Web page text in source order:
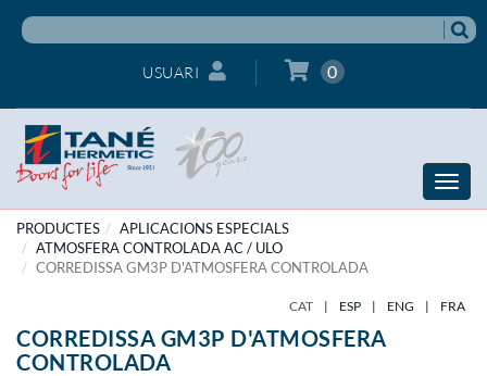
USUARI 0
Toggle
PRODUCTES
APLICACIONS ESPECIALS
ATMOSFERA CONTROLADA AC / ULO
CORREDISSA GM3P D'ATMOSFERA CONTROLADA
CAT | ESP | ENG | FRA
CORREDISSA GM3P D'ATMOSFERA
CONTROLADA